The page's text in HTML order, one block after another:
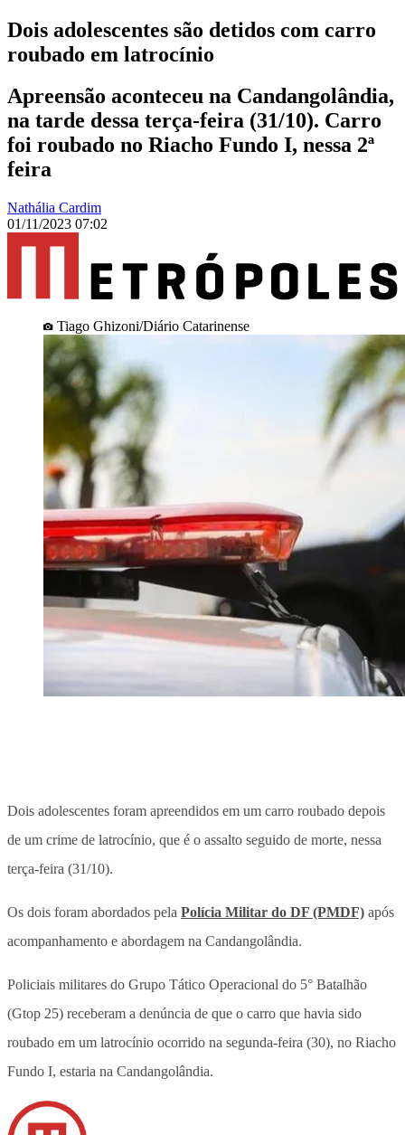
Dois adolescentes são detidos com carro
roubado em latrocínio
Apreensão aconteceu na Candangolândia,
na tarde dessa terça-feira (31/10). Carro
foi roubado no Riacho Fundo I, nessa 2ª
feira
Nathália Cardim
01/11/2023 07:02
Tiago Ghizoni/Diário Catarinense
Dois adolescentes foram apreendidos em um carro roubado depois
de um crime de latrocínio, que é o assalto seguido de morte, nessa
terça-feira (31/10).
Os dois foram abordados pela Polícia Militar do DF (PMDF) após
acompanhamento e abordagem na Candangolândia.
Policiais militares do Grupo Tático Operacional do 5° Batalhão
(Gtop 25) receberam a denúncia de que o carro que havia sido
roubado em um latrocínio ocorrido na segunda-feira (30), no Riacho
Fundo I, estaria na Candangolândia.